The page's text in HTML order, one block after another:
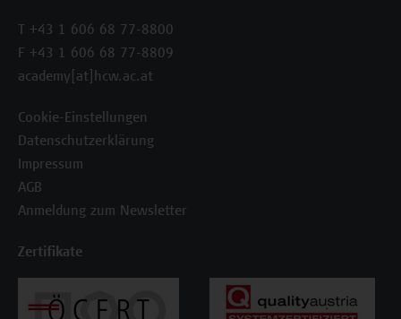
T +43 1 606 68 77-8800
F +43 1 606 68 77-8809
academy[at]hcw.ac.at
Cookie-Einstellungen
Datenschutzerklärung
Impressum
AGB
Anmeldung zum Newsletter
Zertifikate